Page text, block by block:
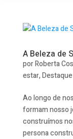
A Beleza de
porRoberta
estar,Destaque
Ao longo de
formam nosso
construímos
persona